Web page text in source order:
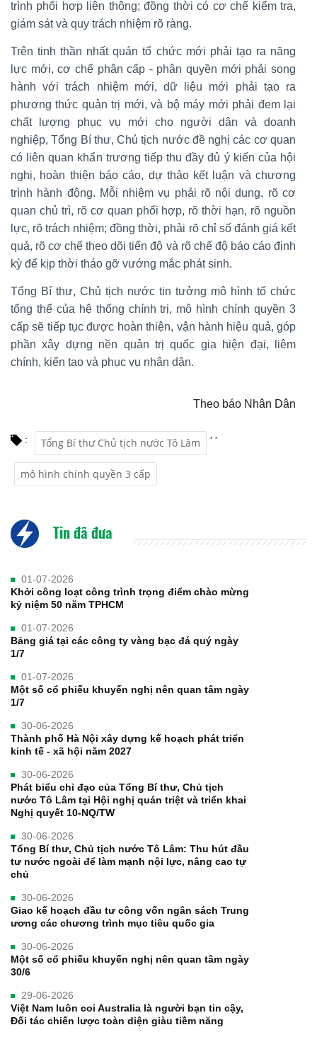
trình phối hợp liên thông; đồng thời có cơ chế kiểm tra,
giám sát và quy trách nhiệm rõ ràng.
Trên tinh thần nhất quán tổ chức mới phải tạo ra năng
lực mới, cơ chế phân cấp - phân quyền mới phải song
hành với trách nhiệm mới, dữ liệu mới phải tạo ra
phương thức quản trị mới, và bộ máy mới phải đem lại
chất lượng phục vụ mới cho người dân và doanh
nghiệp, Tổng Bí thư, Chủ tịch nước đề nghị các cơ quan
có liên quan khẩn trương tiếp thu đầy đủ ý kiến của hội
nghị, hoàn thiện báo cáo, dự thảo kết luận và chương
trình hành động. Mỗi nhiệm vụ phải rõ nội dung, rõ cơ
quan chủ trì, rõ cơ quan phối hợp, rõ thời hạn, rõ nguồn
lực, rõ trách nhiệm; đồng thời, phải rõ chỉ số đánh giá kết
quả, rõ cơ chế theo dõi tiến độ và rõ chế độ báo cáo định
kỳ để kịp thời tháo gỡ vướng mắc phát sinh.
Tổng Bí thư, Chủ tịch nước tin tưởng mô hình tổ chức
tổng thể của hệ thống chính trị, mô hình chính quyền 3
cấp sẽ tiếp tục được hoàn thiện, vận hành hiệu quả, góp
phần xây dựng nền quản trị quốc gia hiện đại, liêm
chính, kiến tạo và phục vụ nhân dân.
Theo báo Nhân Dân
: Tổng Bí thư Chủ tịch nước Tô Lâm
,
mô hình chính quyền 3 cấp
,
Tin đã đưa
01-07-2026
Khởi công loạt công trình trọng điểm chào mừng
kỷ niệm 50 năm TPHCM
01-07-2026
Bảng giá tại các công ty vàng bạc đá quý ngày
1/7
01-07-2026
Một số cổ phiếu khuyến nghị nên quan tâm ngày
1/7
30-06-2026
Thành phố Hà Nội xây dựng kế hoạch phát triển
kinh tế - xã hội năm 2027
30-06-2026
Phát biểu chỉ đạo của Tổng Bí thư, Chủ tịch
nước Tô Lâm tại Hội nghị quán triệt và triển khai
Nghị quyết 10-NQ/TW
30-06-2026
Tổng Bí thư, Chủ tịch nước Tô Lâm: Thu hút đầu
tư nước ngoài để làm mạnh nội lực, nâng cao tự
chủ
30-06-2026
Giao kế hoạch đầu tư công vốn ngân sách Trung
ương các chương trình mục tiêu quốc gia
30-06-2026
Một số cổ phiếu khuyến nghị nên quan tâm ngày
30/6
29-06-2026
Việt Nam luôn coi Australia là người bạn tin cậy,
Đối tác chiến lược toàn diện giàu tiềm năng